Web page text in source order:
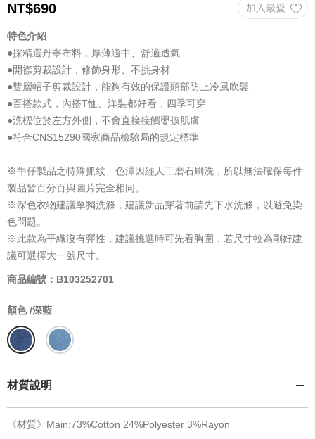
NT$690
特色介紹
●採精選丹寧布料，厚薄適中、舒適透氣
●開襟剪裁設計，修飾身形、不挑身材
●雙層帽子剪裁設計，能夠有效的保護頭部防止冷風吹襲
●百搭款式，內搭T恤、洋裝都好看，四季可穿
●洗標位於左方外側，不會直接接觸嬰孩肌膚
●符合CNS15290國家商品檢驗局的規定標準
※牛仔製品之特殊抓紋、色澤因經人工磨石刷洗，所以無法確保每件
製品皆百分百與圖片完全相同。
※深色衣物建議單獨洗滌，建議新品穿著前請先下水洗滌，以避免染
色問題。
※此款為平織沒有彈性，建議挑選時可先看胸圍，若尺寸較為剛好建
議可選擇大一號尺寸。
商品編號：B103252701
顏色 /深藍
材質說明
《材質》Main:73%Cotton 24%Polyester 3%Rayon